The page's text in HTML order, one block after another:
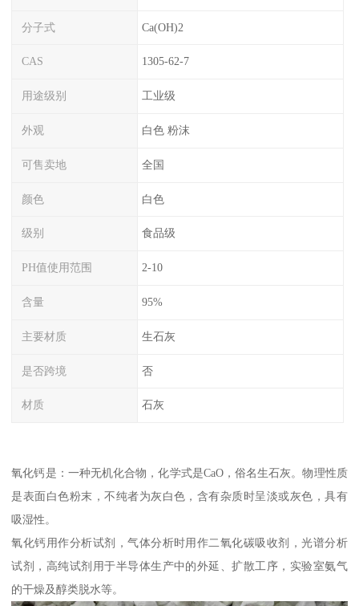
分子式 Ca(OH)2
CAS 1305-62-7
用途级别 工业级
外观 白色 粉沫
可售卖地 全国
颜色 白色
级别 食品级
PH值使用范围 2-10
含量 95%
主要材质 生石灰
是否跨境 否
材质 石灰
氧化钙是：一种无机化合物，化学式是CaO，俗名生石灰。物理性质
是表面白色粉末，不纯者为灰白色，含有杂质时呈淡或灰色，具有
吸湿性。
氧化钙用作分析试剂，气体分析时用作二氧化碳吸收剂，光谱分析
试剂，高纯试剂用于半导体生产中的外延、扩散工序，实验室氨气
的干燥及醇类脱水等。